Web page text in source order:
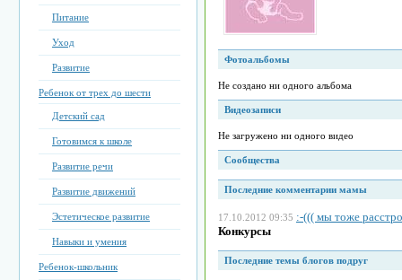
Питание
Уход
Развитие
Ребенок от трех до шести
Детский сад
Готовимся к школе
Развитие речи
Развитие движений
Эстетическое развитие
Навыки и умения
Ребенок-школьник
Фотоальбомы
Не создано ни одного альбома
Видеозаписи
Не загружено ни одного видео
Сообщества
Последние комментарии мамы
17.10.2012 09:35 :-((( мы тоже
Конкурсы
Последние темы блогов подруг